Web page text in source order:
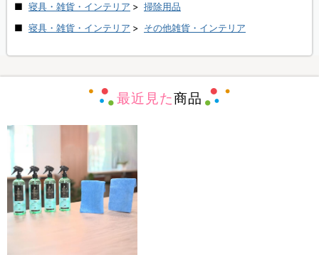
寝具・雑貨・インテリア > 掃除用品
寝具・雑貨・インテリア > その他雑貨・インテリア
最近見た商品